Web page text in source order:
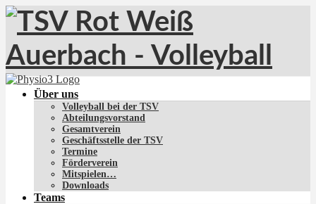
Über uns
Volleyball bei der TSV
Abteilungsvorstand
Gesamtverein
Geschäftsstelle der TSV
Termine
Förderverein
Mitspielen…
Downloads
Teams